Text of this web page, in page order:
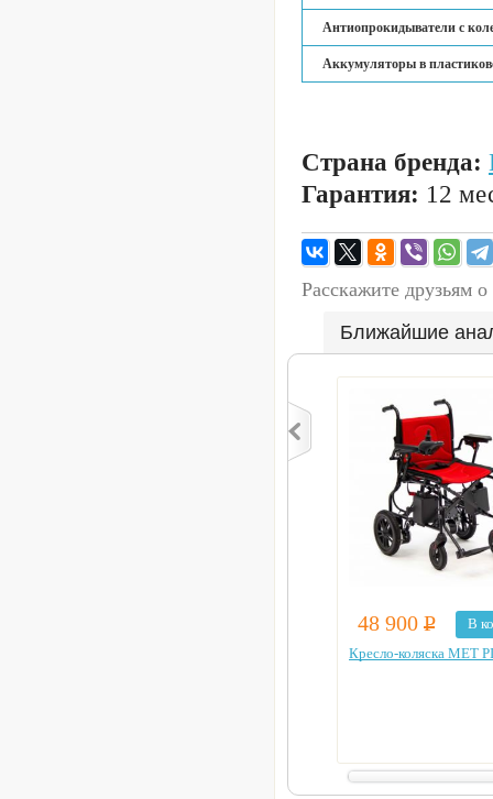
Антиопрокидыватели с
Аккумуляторы в
Страна бренда:
Гарантия: 12
Расскажите друзьям
Ближайшие
48 900 Р
В
Кресло-коляска MET